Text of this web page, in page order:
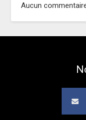
Aucun